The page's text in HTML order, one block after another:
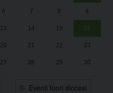
6 7 8 9
13 14 15 16
20 21 22 23
27 28 29 30
Eventi fuori diocesi